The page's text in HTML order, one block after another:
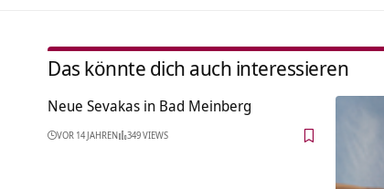
Das könnte dich auch interessieren
Neue Sevakas in Bad Meinberg
VOR 14 JAHREN 349 VIEWS